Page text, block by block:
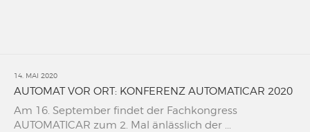
14. MAI 2020
AUTOMAT VOR ORT: KONFERENZ AUTOMATICAR 2020
Am 16. September findet der Fachkongress
AUTOMATICAR zum 2. Mal änlässlich der ...